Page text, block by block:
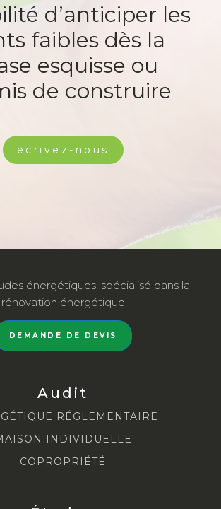
d’anticiper les
faibles dès la
esquisse ou
de construire
écrivez-nous
énergétiques, spécialisé dans la
rénovation énergétique
DEMANDE DE DEVIS
Audit
RÉGLEMENTAIRE
INDIVIDUELLE
COPROPRIÉTÉ